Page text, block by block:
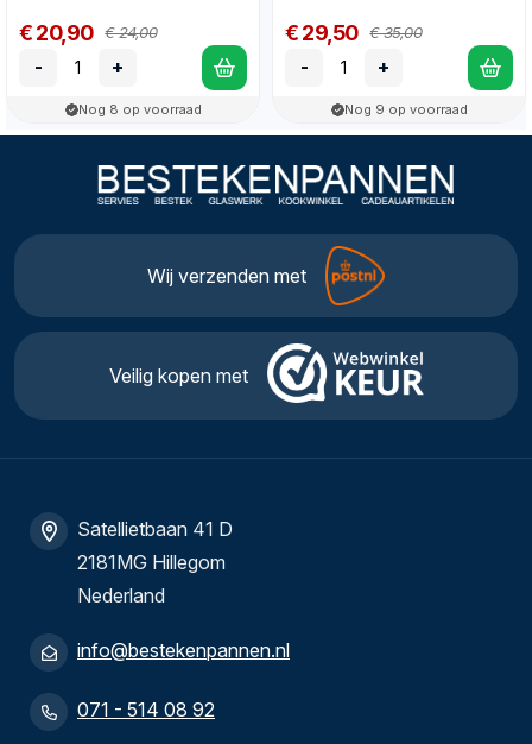
€ 20,90 € 24,00
- +
Nog 8 op voorraad
€ 29,50 € 35,00
- +
Nog 9 op voorraad
Wij verzenden met
Veilig kopen met
Satellietbaan 41 D
2181MG Hillegom
Nederland
info@bestekenpannen.nl
071 - 514 08 92